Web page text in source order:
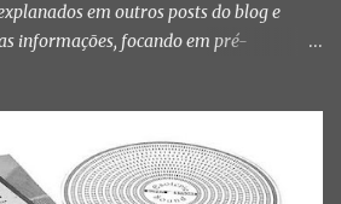
em outros posts do blog e
informações, focando em pré-
principalmente sobre os
regulagem e nivelamento de toca-discos,